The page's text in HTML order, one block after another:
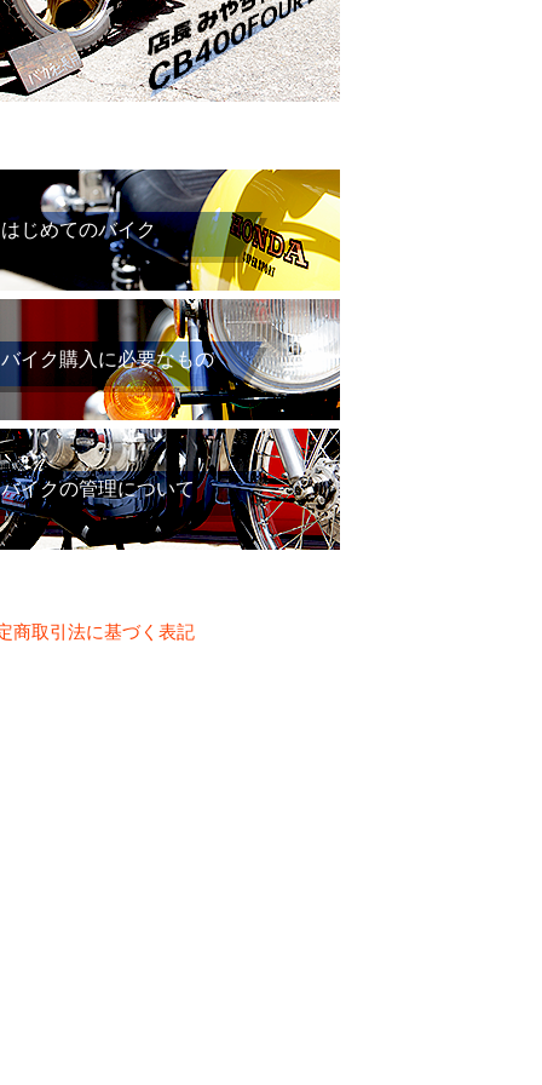
はじめてのバイク
バイク購入に必要なもの
バイクの管理について
商取引法に基づく表記